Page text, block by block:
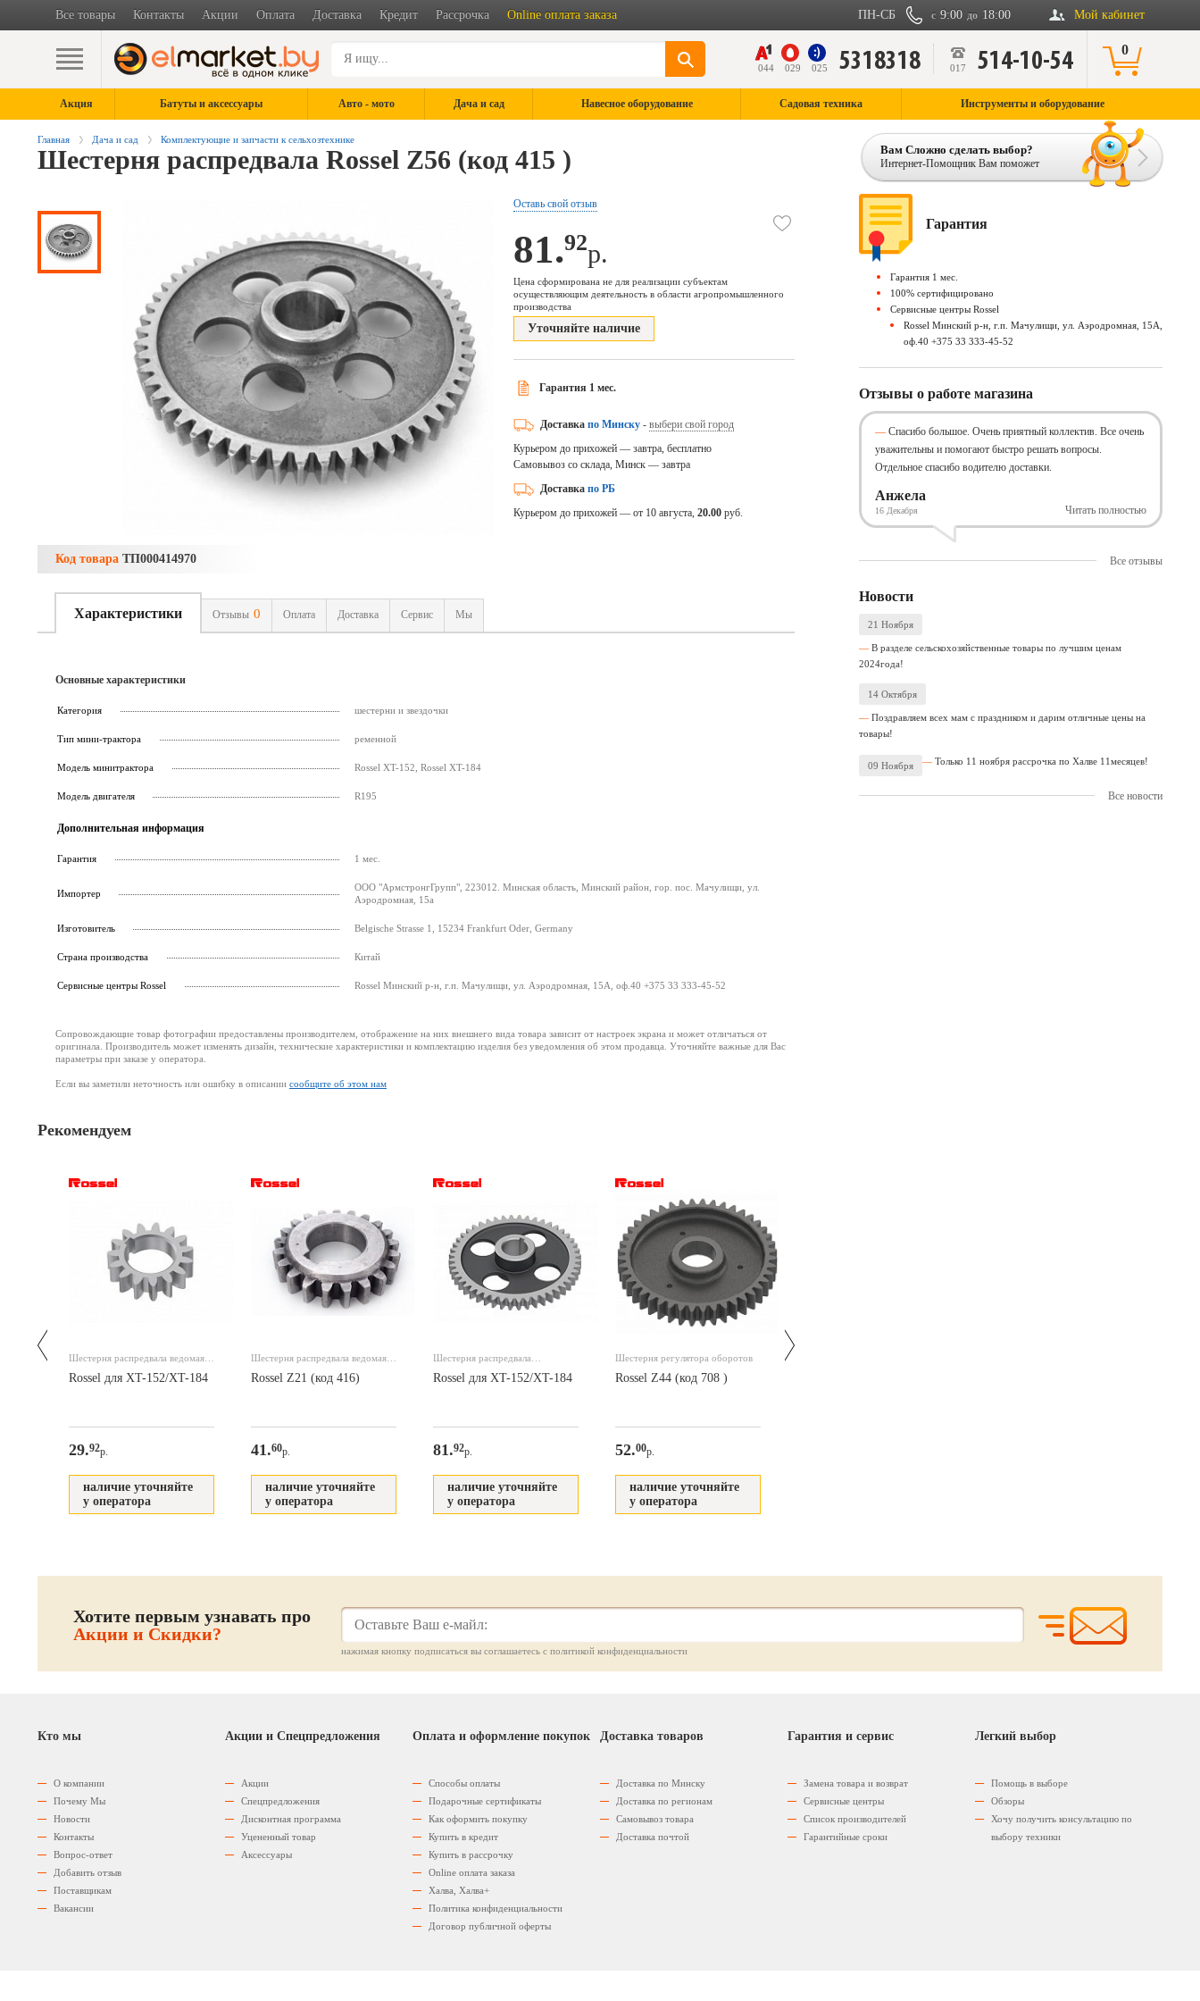
Все товары Контакты Акции Оплата Доставка Кредит Рассрочка Online оплата заказа Мой кабинет
с 9:00 до 18:00
ПН-СБ
044 029 025 5318318 017 514-10-54 0
Акция Батуты и аксессуары Авто - мото Дача и сад Навесное оборудование Садовая техника Инструменты и оборудование
Главная Дача и сад Комплектующие и запчасти к сельхозтехнике
Шестерня распредвала Rossel Z56 (код 415 ) Вам Сложно сделать выбор?
Интернет-Помощник Вам поможет
Оставь свой отзыв
81.92р.
Цена сформирована не для реализации субъектам
осуществляющим деятельность в области агропромышленного
производства
Уточняйте наличие
Гарантия 1 мес.
Доставка по Минску- выбери свой город
Курьером до прихожей — завтра, бесплатно
Самовывоз со склада, Минск — завтра
Доставка по РБ
Курьером до прихожей — от 10 августа, 20.00 руб.
Код товара ТП000414970
Характеристики Отзывы 0 Оплата Доставка Сервис Мы
Основные характеристики
Категория шестерни и звездочки
Тип мини-трактора ременной
Модель минитрактора Rossel XT-152, Rossel XT-184
Модель двигателя R195
Дополнительная информация
Гарантия 1 мес.
Импортер
ООО "АрмстронгГрупп", 223012. Минская область, Минский район, гор. пос. Мачулищи, ул.
Аэродромная, 15а
Изготовитель Belgische Strasse 1, 15234 Frankfurt Oder, Germany
Страна производства Китай
Cервисные центры Rossel Rossel Минский р-н, г.п. Мачулищи, ул. Аэродромная, 15А, оф.40 +375 33 333-45-52
Сопровождающие товар фотографии предоставлены производителем, отображение на них внешнего вида товара зависит от настроек экрана и может отличаться от
оригинала. Производитель может изменять дизайн, технические характеристики и комплектацию изделия без уведомления об этом продавца. Уточняйте важные для Вас
параметры при заказе у оператора.
Если вы заметили неточность или ошибку в описании сообщите об этом нам
Рекомендуем
Шестерня распредвала ведомая
Rossel для XT-152/XT-184
29.92р.
наличие уточняйте
у оператора
Шестерня распредвала ведомая
Rossel Z21 (код 416)
41.60р.
наличие уточняйте
у оператора
Шестерня распредвала
Rossel для XT-152/XT-184
81.92р.
наличие уточняйте
у оператора
Шестерня регулятора оборотов
Rossel Z44 (код 708 )
52.00р.
наличие уточняйте
у оператора
Гарантия
Гарантия 1 мес.
100% сертифицировано
Сервисные центры Rossel
Rossel Минский р-н, г.п. Мачулищи, ул. Аэродромная, 15А,
оф.40 +375 33 333-45-52
Отзывы о работе магазина
Спасибо большое. Очень приятный коллектив. Все очень
уважительны и помогают быстро решать вопросы.
Отдельное спасибо водителю доставки.
Анжела
16 Декабря Читать полностью
Все отзывы
Новости
21 Ноября
В разделе сельскохозяйственные товары по лучшим ценам
2024года!
14 Октября
Поздравляем всех мам с праздником и дарим отличные цены на
товары!
09 Ноября Только 11 ноября рассрочка по Халве 11месяцев!
Все новости
Хотите первым узнавать про
Акции и Скидки?
нажимая кнопку подписаться вы соглашаетесь с политикой конфиденциальности
Кто мы
О компании
Почему Мы
Новости
Контакты
Вопрос-ответ
Добавить отзыв
Поставщикам
Вакансии
Акции и Спецпредложения
Акции
Спецпредложения
Дисконтная программа
Уцененный товар
Аксессуары
Оплата и оформление покупок
Способы оплаты
Подарочные сертификаты
Как оформить покупку
Купить в кредит
Купить в рассрочку
Оnline оплата заказа
Халва, Халва+
Политика конфиденциальности
Договор публичной оферты
Доставка товаров
Доставка по Минску
Доставка по регионам
Самовывоз товара
Доставка почтой
Гарантия и сервис
Замена товара и возврат
Сервисные центры
Список производителей
Гарантийные сроки
Легкий выбор
Помощь в выборе
Обзоры
Хочу получить консультацию по
выбору техники